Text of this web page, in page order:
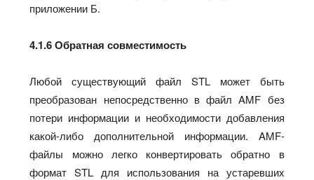
приложении Б.
4.1.6 Обратная совместимость
Любой существующий файл STL может быть
преобразован непосредственно в файл AMF без
потери информации и необходимости добавления
какой-либо дополнительной информации. AMF-
файлы можно легко конвертировать обратно в
формат STL для использования на устаревших